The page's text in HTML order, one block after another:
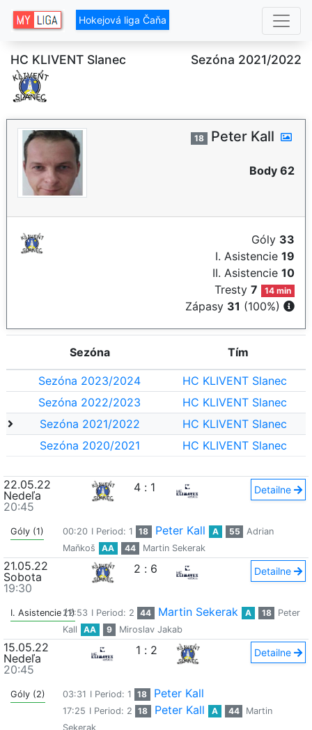
Hokejová liga Čaňa
HC KLIVENT Slanec Sezóna 2021/2022
18 Peter Kall
Body 62
Góly 33
I. Asistencie 19
II. Asistencie 10
Tresty7 14 min
Zápasy 31 (100%)
Sezóna Tím
Sezóna 2023/2024
HC KLIVENT Slanec
Sezóna 2022/2023
HC KLIVENT Slanec
Sezóna 2021/2022
HC KLIVENT Slanec
Sezóna 2020/2021
HC KLIVENT Slanec
22.05.22
Nedeľa
20:45
4 : 1 Detailne
Góly (1) 00:20 I Period: 1 18 Peter Kall A 55
Adrian
Maňkoš
AA 44 Martin Sekerak
21.05.22
Sobota
19:30
2 : 6 Detailne
I. Asistencie (1)22:53 I Period: 2 44 Martin Sekerak A 18
Peter
Kall
AA 9 Miroslav Jakab
15.05.22
Nedeľa
20:45
1 : 2 Detailne
Góly (2) 03:31 I Period: 1 18 Peter Kall
17:25 I Period: 2 18 Peter Kall A 44
Martin
Sekerak